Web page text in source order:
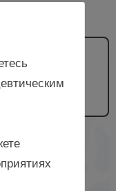
и
г.